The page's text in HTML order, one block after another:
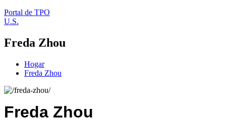
Portal de TPO
U.S.
Freda Zhou
Hogar
Freda Zhou
Freda Zhou